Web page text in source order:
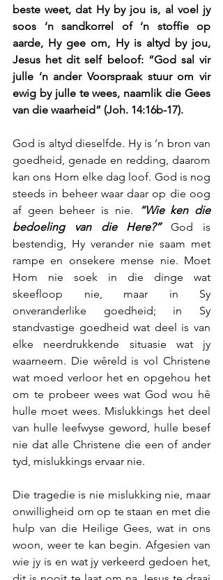
beste weet, dat Hy by jou is, al voel jy
soos ‘n sandkorrel of ‘n stoffie op
aarde, Hy gee om, Hy is altyd by jou,
Jesus het dit self beloof: “God sal vir
julle ‘n ander Voorspraak stuur om vir
ewig by julle te wees, naamlik die Gees
van die waarheid” (Joh. 14:16b-17).
God is altyd dieselfde. Hy is ’n bron van
goedheid, genade en redding, daarom
kan ons Hom elke dag loof. God is nog
steeds in beheer waar daar op die oog
af geen beheer is nie.
“Wie ken die
bedoeling van die Here?” God is
bestendig, Hy verander nie saam met
rampe en onsekere mense nie. Moet
Hom nie soek in die dinge wat
skeefloop nie, maar in Sy
onveranderlike goedheid; in Sy
standvastige goedheid wat deel is van
elke neerdrukkende situasie wat jy
waarneem. Die wêreld is vol Christene
wat moed verloor het en opgehou het
om te probeer wees wat God wou hê
hulle moet wees. Mislukkings het deel
van hulle leefwyse geword, hulle besef
nie dat alle Christene die een of ander
tyd, mislukkings ervaar nie.
Die tragedie is nie mislukking nie, maar
onwilligheid om op te staan en met die
hulp van die Heilige Gees, wat in ons
woon, weer te kan begin. Afgesien van
wie jy is en wat jy verkeerd gedoen het,